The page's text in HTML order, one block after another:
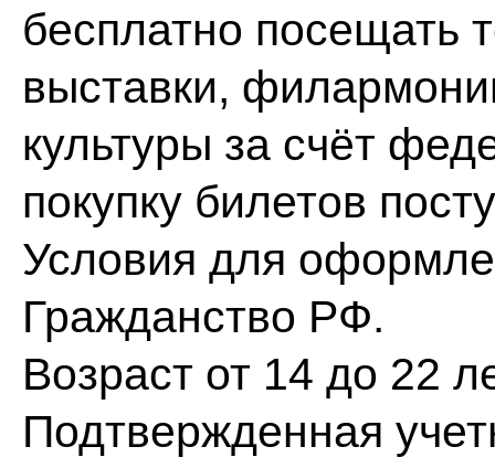
бесплатно посещать
выставки,
культуры за счёт
покупку билетов
Условия для
Гражданство РФ.
Возраст от 14 до 22
Подтвержденная